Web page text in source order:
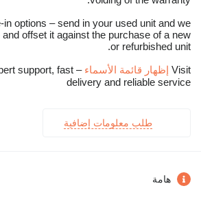
in options – send in your used unit and we
offset it against the purchase of a new
or refurbished unit.
Visit إظهار قائمة الأسماء
support, fast
delivery and reliable service
طلب معلومات إضافية
هامة